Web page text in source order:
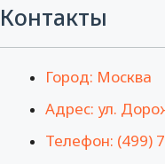
Контакты
Город: Москва
Адрес: ул.
Телефон: (499)